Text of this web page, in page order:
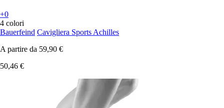
+0
4 colori
Bauerfeind Cavigliera Sports Achilles
A partire da 59,90 €
50,46 €